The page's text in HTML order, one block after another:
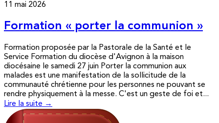
11 mai 2026
Formation « porter la communion »
Formation proposée par la Pastorale de la Santé et le
Service Formation du diocèse d'Avignon à la maison
diocésaine le samedi 27 juin Porter la communion aux
malades est une manifestation de la sollicitude de la
communauté chrétienne pour les personnes ne pouvant se
rendre physiquement à la messe. C'est un geste de foi et...
Lire la suite →